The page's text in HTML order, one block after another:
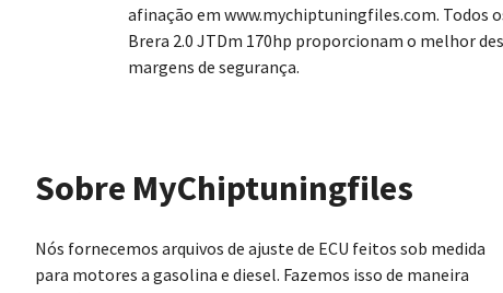
afinação em www.mychiptuningfiles.com. Todos
Brera 2.0 JTDm 170hp proporcionam o melhor
margens de segurança.
Sobre MyChiptuningfiles
Nós fornecemos arquivos de ajuste de ECU feitos sob medida
para motores a gasolina e diesel. Fazemos isso de maneira